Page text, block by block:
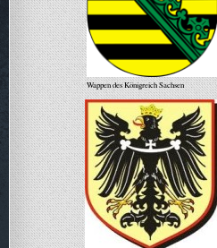
Wappen des Königreich Sachsen